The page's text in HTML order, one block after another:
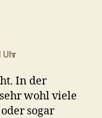
Uhr
In der
wohl viele
sogar